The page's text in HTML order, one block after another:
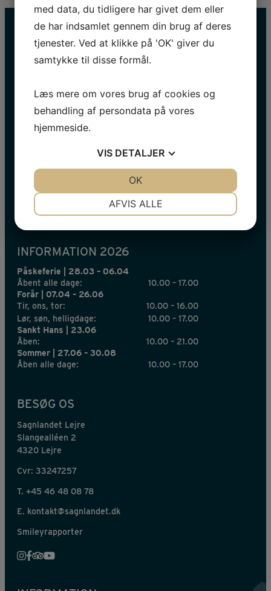
HOLD DIG OPDATERET
INFORMATION 2026
Påskeferie | 28.03 – 06.04
Åbent alle dage:
10.00 – 17.00
Forår | 07.04 – 26.06
Tir, ons, tor:
10.00 – 16.00
Lør, søn, helligdage:
10.00 – 17.00
Sankt Hans | 23.06
Åben:
10.00 – 21.00
Sommer | 27.06 – 30.08
Åben alle dage:
10.00 – 17.00
BESØG OS
Sagnlandet Lejre
Slangealléen 2
4320 Lejre
Cvr: 33247257
T. +45 46 48 08 78
E. kontakt@sagnlandet.dk
Smileyrapporter
med data, du tidligere har givet dem eller
de har indsamlet gennem din brug af deres
tjenester. Ved at klikke på 'OK' giver du
samtykke til disse formål.
Læs mere om vores brug af cookies og
behandling af persondata på vores
hjemmeside.
VIS DETALJER
AFVIS ALLE
OK